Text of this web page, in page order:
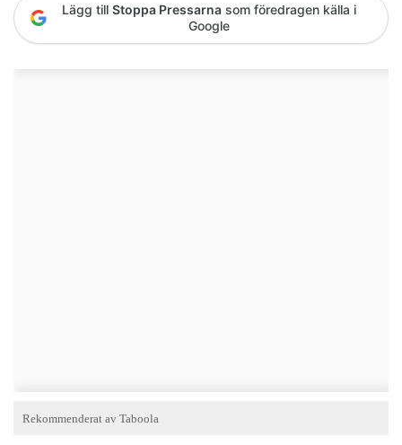
Lägg till Stoppa Pressarna som föredragen källa i
Google